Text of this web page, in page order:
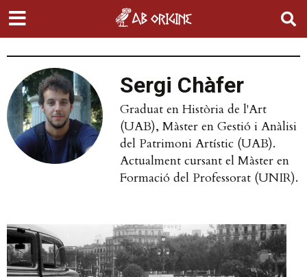
Sergi Chàfer
Graduat en Història de l'Art
(UAB), Màster en Gestió i Anàlisi
del Patrimoni Artístic (UAB).
Actualment cursant el Màster en
Formació del Professorat (UNIR).